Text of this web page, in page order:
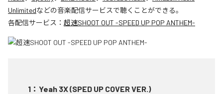
Unlimitedなどの音楽配信サービスで聴くことができる。
各配信サービス： 超速SHOOT OUT -SPEED UP POP ANTHEM-
1 ： Yeah 3X (SPED UP COVER VER.)